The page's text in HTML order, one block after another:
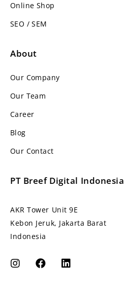
Online Shop
SEO / SEM
About
Our Company
Our Team
Career
Blog
Our Contact
PT Breef Digital Indonesia
AKR Tower Unit 9E
Kebon Jeruk, Jakarta Barat
Indonesia